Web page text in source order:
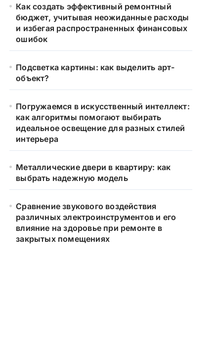
Как создать эффективный ремонтный
бюджет, учитывая неожиданные расходы
и избегая распространенных финансовых
ошибок
Подсветка картины: как выделить арт-
объект?
Погружаемся в искусственный интеллект:
как алгоритмы помогают выбирать
идеальное освещение для разных стилей
интерьера
Металлические двери в квартиру: как
выбрать надежную модель
Сравнение звукового воздействия
различных электроинструментов и его
влияние на здоровье при ремонте в
закрытых помещениях